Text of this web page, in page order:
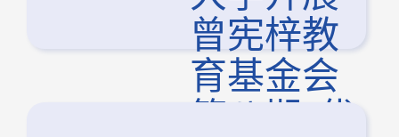
曾宪梓教
育基金会
第八期“优